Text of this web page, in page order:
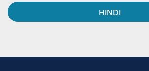
HINDI​​